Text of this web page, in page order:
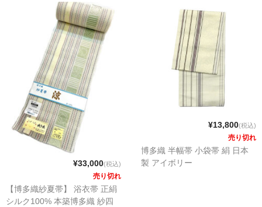
¥33,000(税込)
売り切れ
【博多織紗夏帯】 浴衣帯 正絹
シルク100% 本築博多織 紗四
¥13,800(税込)
売り切れ
博多織 半幅帯 小袋帯 絹 日本
製 アイボリー